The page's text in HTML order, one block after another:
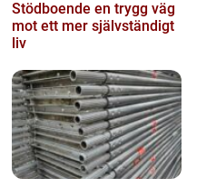
Stödboende en trygg väg
mot ett mer självständigt
liv